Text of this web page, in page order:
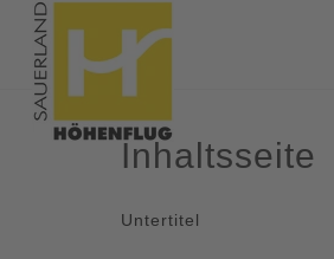
Inhaltsseite
Untertitel